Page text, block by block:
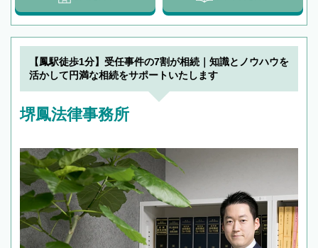
【鳳駅徒歩1分】受任事件の7割が相続｜知識とノウハウを
活かして円満な相続をサポートいたします
堺鳳法律事務所